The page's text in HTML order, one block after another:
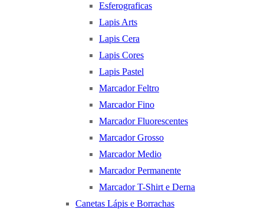
Esferograficas
Lapis Arts
Lapis Cera
Lapis Cores
Lapis Pastel
Marcador Feltro
Marcador Fino
Marcador Fluorescentes
Marcador Grosso
Marcador Medio
Marcador Permanente
Marcador T-Shirt e Derna
Canetas Lápis e Borrachas